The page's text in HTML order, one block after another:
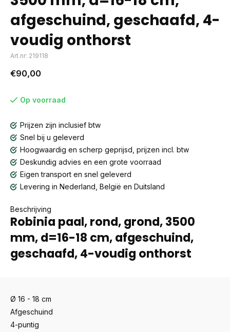
afgeschuind, geschaafd, 4-
voudig onthorst
Art.nr: 219118
€90,00
Op voorraad
Prijzen zijn inclusief btw
Snel bij u geleverd
Hoogwaardig en scherp geprijsd, prijzen incl. btw
Deskundig advies en een grote voorraad
Eigen transport en snel geleverd
Levering in Nederland, België en Duitsland
Beschrijving
Robinia paal, rond, grond, 3500
mm, d=16-18 cm, afgeschuind,
geschaafd, 4-voudig onthorst
Ø 16 - 18 cm
Afgeschuind
4-puntig